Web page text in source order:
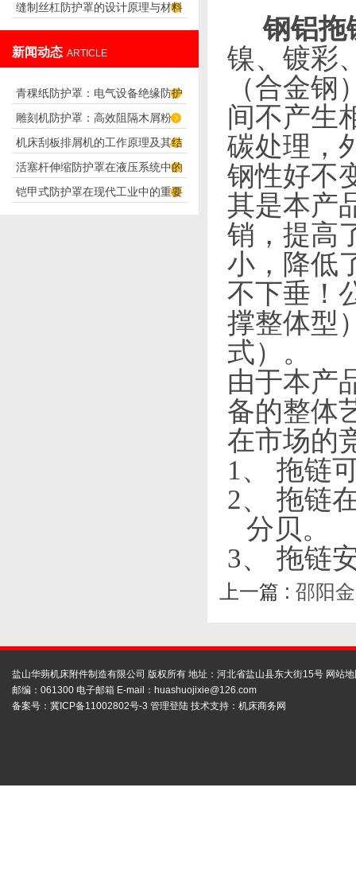
能特点
缝制丝杠防护罩的设计原理与材料
新闻动态 ARTICLE
青稞纸防护罩：电气设备绝缘防护
专用方案
雕刻机防护罩：高效阻隔木屑粉
尘，守护设备精度与安全
机床刮板排屑机的工作原理及其结
构分析
活塞杆伸缩防护罩在液压系统中的
应用
铠甲式防护罩在现代工业中的重要
钢铝拖
镍、镀彩
（合金
间不产生
碳处理，
钢性好不
其是本产
销，提高
小，降低
不下垂！
撑整体型
式）。
由于本产
备的整体
在市场的
1、 拖链
2、 拖链
分贝。
3、 拖链
上一篇 : 邵阳
盐山华蒴机床附件制造有限公司 版权所有 地址：河北省盐山县东大街15号 网站
邮编：061300 电子邮箱 E-mail： huashuojixie@126.com
备案号： 冀ICP备11002802号-3 管理登陆 技术支持： 机床商务网